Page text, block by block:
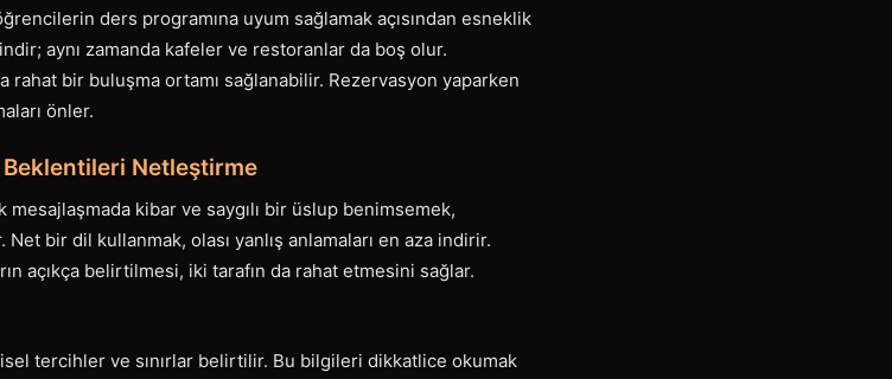
ders programına uyum sağlamak açısından esneklik
aynı zamanda kafeler ve restoranlar da boş olur.
rahat bir buluşma ortamı sağlanabilir. Rezervasyon yaparken
önler.
Beklentileri Netleştirme
mesajlaşmada kibar ve saygılı bir üslup benimsemek,
bir dil kullanmak, olası yanlış anlamaları en aza indirir.
açıkça belirtilmesi, iki tarafın da rahat etmesini sağlar.
tercihler ve sınırlar belirtilir. Bu bilgileri dikkatlice okumak